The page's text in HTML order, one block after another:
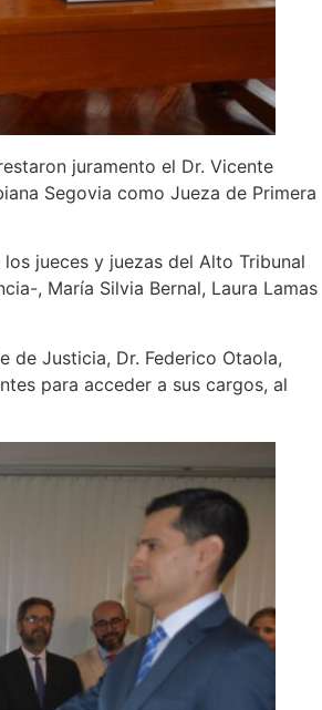
juramento el Dr. Vicente
Segovia como Jueza de Primera
jueces y juezas del Alto Tribunal
, María Silvia Bernal, Laura Lamas
de Justicia, Dr. Federico Otaola,
para acceder a sus cargos, al